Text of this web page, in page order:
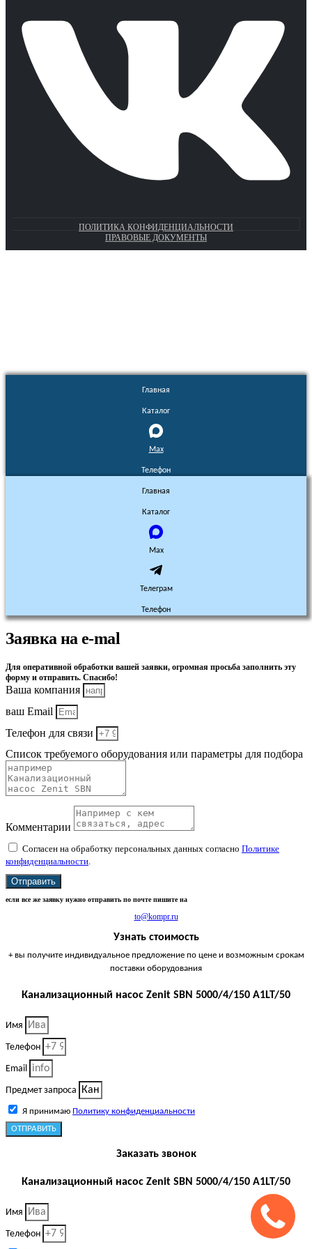
ПОЛИТИКА КОНФИДЕНЦИАЛЬНОСТИ
ПРАВОВЫЕ ДОКУМЕНТЫ
Главная
Каталог
Max
Телефон
Главная
Каталог
Max
Телеграм
Телефон
Заявка на e-mal
Для оперативной обработки вашей заявки, огромная просьба заполнить эту
форму и отправить. Спасибо!
Ваша компания
ваш Email
Телефон для связи
Список требуемого оборудования или параметры для подбора
Комментарии
Согласен на обработку персональных данных согласно Политике
конфиденциальности.
Отправить
если все же заявку нужно отправить по почте пишите на
to@kompr.ru
Узнать стоимость
+ вы получите индивидуальное предложение по цене и возможным срокам
поставки оборудования
Канализационный насос Zenit SBN 5000/4/150 A1LT/50
Имя
Телефон
Email
Предмет запроса
Я принимаю Политику конфиденциальности
ОТПРАВИТЬ
Заказать звонок
Канализационный насос Zenit SBN 5000/4/150 A1LT/50
Имя
Телефон